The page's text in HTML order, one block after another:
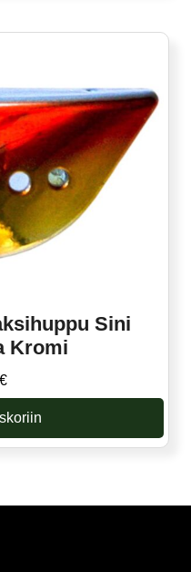
Sini
Kromi
€